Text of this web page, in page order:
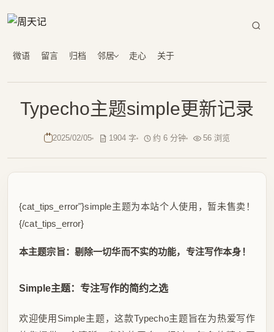
微语 留言 归档 邻居 走心 关于
Typecho主题simple更新记录
2025/02/05 1904 字 约 6 分钟 56 浏览
{cat_tips_error"}simple主题为本站个人使用，暂未售卖！
{/cat_tips_error}
本主题宗旨：剔除一切华而不实的功能，专注写作本身！
Simple主题：专注写作的简约之选
欢迎使用Simple主题，这款Typecho主题旨在为热爱写作